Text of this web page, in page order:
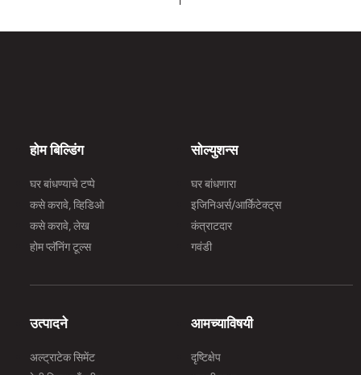
होम बिल्डिंग
घर बांधण्याचे टप्पे
कसे करावे, व्हिडिओ
कसे करावे, लेख
होम प्लॅनिंग टूल्स
सोल्युशन्स
घर बांधणारा
इजिनिअर्स/आर्किेटेक्ट्‌स
कंत्राटदार
गवंडी
उत्पादने
अल्ट्राटेक सिमेंट
आमच्याविषयी
दृष्टिक्षेप